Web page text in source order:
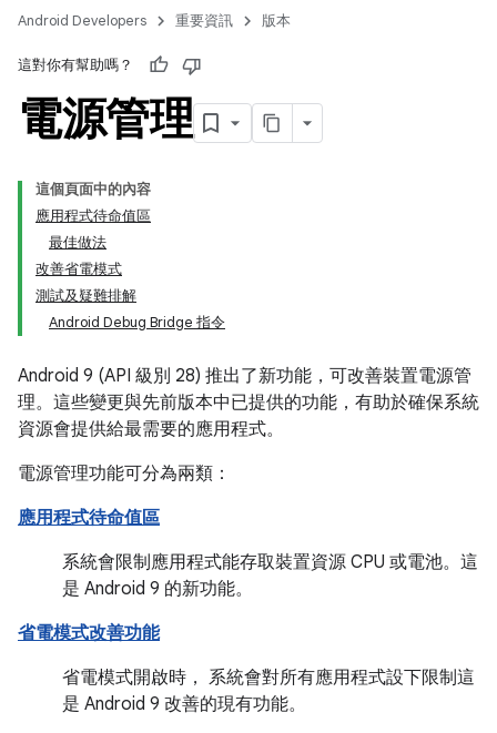
Android Developers 重要資訊 版本
這對你有幫助嗎？
電源管理
這個頁面中的內容
應用程式待命值區
最佳做法
改善省電模式
測試及疑難排解
Android Debug Bridge 指令
Android 9 (API 級別 28) 推出了新功能，可改善裝置電源管
理。這些變更與先前版本中已提供的功能，有助於確保系統
資源會提供給最需要的應用程式。
電源管理功能可分為兩類：
應用程式待命值區
系統會限制應用程式能存取裝置資源 CPU 或電池。這
是 Android 9 的新功能。
省電模式改善功能
省電模式開啟時， 系統會對所有應用程式設下限制這
是 Android 9 改善的現有功能。